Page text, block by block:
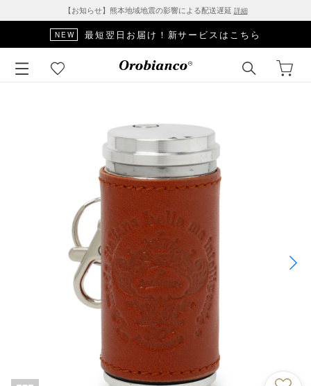
【お知らせ】熊本地域地震の影響による配送遅延 詳細
NEW 最短翌日お届け！新サービスはこちら